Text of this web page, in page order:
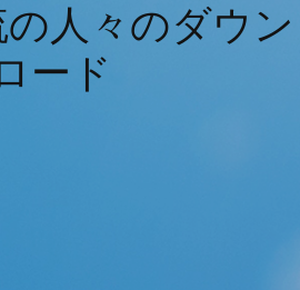
人々のダウン
ード